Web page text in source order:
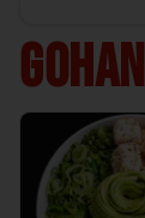
GOHAN